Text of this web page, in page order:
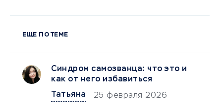
ЕЩЕ ПО ТЕМЕ
Синдром самозванца: что это и
как от него избавиться
Татьяна
25 февраля 2026